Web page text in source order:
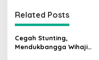
a
v
i
Related Posts
Cegah Stunting,
Mendukbangga Wihaji